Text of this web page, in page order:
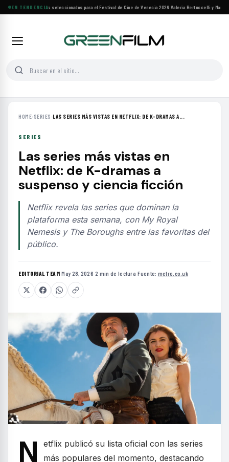
EN TENDENCIA
Siete filmes árabes seleccionados para el Festival de Cine de Venecia 2026·Valeria Bertuccelli y Martín
HOME› SERIES ›LAS SERIES MÁS VISTAS EN NETFLIX: DE K-DRAMAS A...
SERIES
Las series más vistas en
Netflix: de K-dramas a
suspenso y ciencia ficción
Netflix revela las series que dominan la
plataforma esta semana, con My Royal
Nemesis y The Boroughs entre las favoritas del
público.
EDITORIAL TEAM·May 28, 2026·2 min de lectura·Fuente: metro.co.uk
N
etflix publicó su lista oficial con las series
más populares del momento, destacando